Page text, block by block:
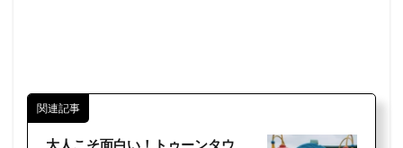
関連記事
大人こそ面白い！トゥーンタウ